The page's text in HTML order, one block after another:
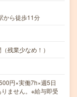
から徒歩11分
残業少なめ！）
円×実働7h×週5日
ません。※給与即受